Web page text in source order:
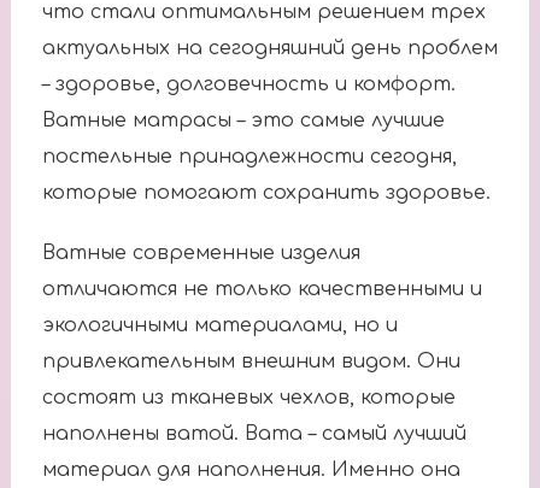
что стали оптимальным решением трех
актуальных на сегодняшний день проблем
– здоровье, долговечность и комфорт.
Ватные матрасы – это самые лучшие
постельные принадлежности сегодня,
которые помогают сохранить здоровье.
Ватные современные изделия
отличаются не только качественными и
экологичными материалами, но и
привлекательным внешним видом. Они
состоят из тканевых чехлов, которые
наполнены ватой. Вата – самый лучший
материал для наполнения. Именно она